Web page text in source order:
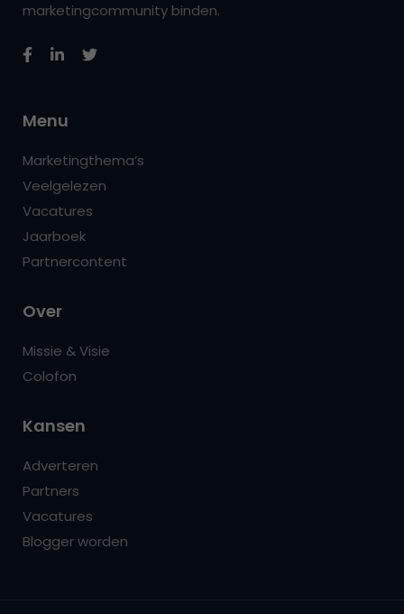
marketingcommunity binden.
Menu
Marketingthema’s
Veelgelezen
Vacatures
Jaarboek
Partnercontent
Over
Missie & Visie
Colofon
Kansen
Adverteren
Partners
Vacatures
Blogger worden